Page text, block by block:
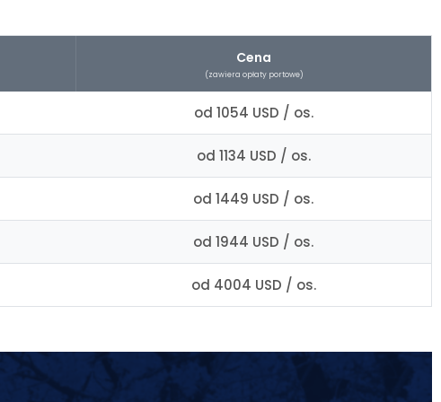
Cena
(zawiera opłaty portowe)
od 1054 USD / os.
od 1134 USD / os.
od 1449 USD / os.
od 1944 USD / os.
od 4004 USD / os.